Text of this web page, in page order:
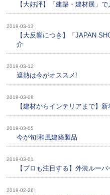
【大好評】「建築・建材展」
2019-03-13
【大反響につき】「JAPAN
介
2019-03-12
遮熱は今がオススメ!
2019-03-08
【建材からインテリアまで】
2019-03-05
今が旬!和風建築製品
2019-03-01
【プロも注目する】外装ルー
2019-02-26